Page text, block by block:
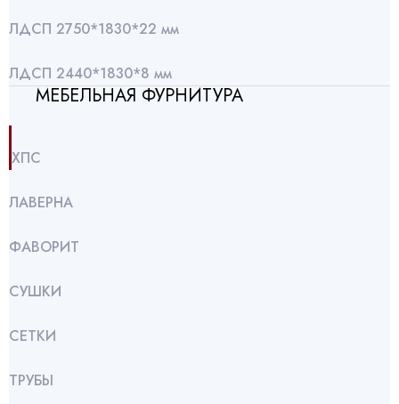
ЛДСП 2750*1830*22 мм
ЛДСП 2440*1830*8 мм
МЕБЕЛЬНАЯ ФУРНИТУРА
ХПС
ЛАВЕРНА
ФАВОРИТ
СУШКИ
СЕТКИ
ТРУБЫ